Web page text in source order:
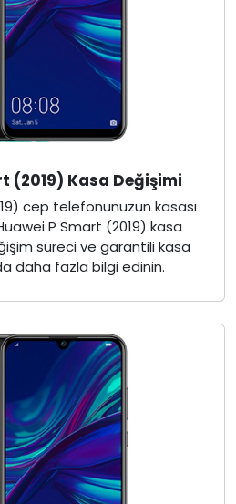
(2019) Kasa Değişimi
cep telefonunuzun kasası
P Smart (2019) kasa
süreci ve garantili kasa
daha fazla bilgi edinin.